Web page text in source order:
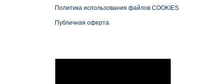
Политика использования файлов COOKIES
Публичная оферта